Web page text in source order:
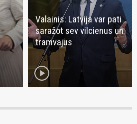
Valainis: Latvija var pati
saražot sev vilcienus un
tramvajus
play_circle